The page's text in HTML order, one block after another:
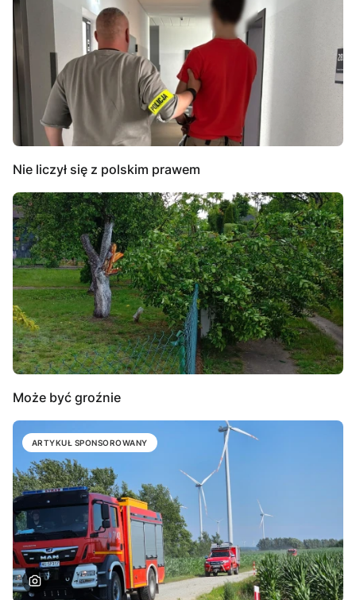
Nie liczył się z polskim prawem
Może być groźnie
ARTYKUŁ SPONSOROWANY